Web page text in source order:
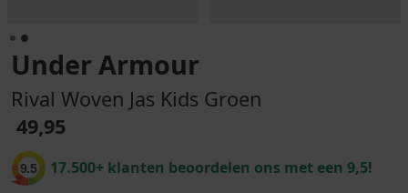
Under Armour
Rival Woven Jas Kids Groen
49,95
9.5 17.500+ klanten beoordelen ons met een 9,5!